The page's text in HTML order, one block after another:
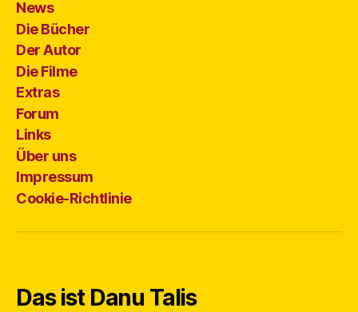
News
Die Bücher
Der Autor
Die Filme
Extras
Forum
Links
Über uns
Impressum
Cookie-Richtlinie
Das ist Danu Talis